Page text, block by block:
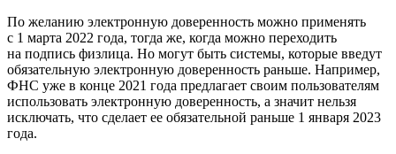
По желанию электронную доверенность можно применять
с 1 марта 2022 года, тогда же, когда можно переходить
на подпись физлица. Но могут быть системы, которые введут
обязательную электронную доверенность раньше. Например,
ФНС уже в конце 2021 года предлагает своим пользователям
использовать электронную доверенность, а значит нельзя
исключать, что сделает ее обязательной раньше 1 января 2023
года.